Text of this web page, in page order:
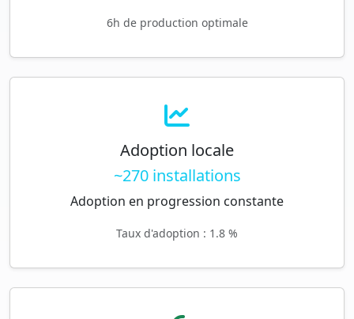
6h de production optimale
Adoption locale
~270 installations
Adoption en progression constante
Taux d'adoption : 1.8 %